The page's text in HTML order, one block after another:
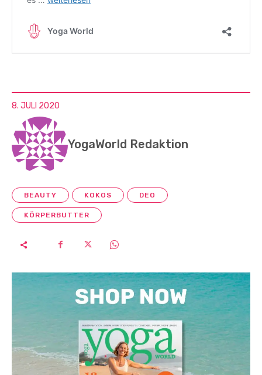
8. JULI 2020
YogaWorld Redaktion
BEAUTY KOKOS DEO
KÖRPERBUTTER